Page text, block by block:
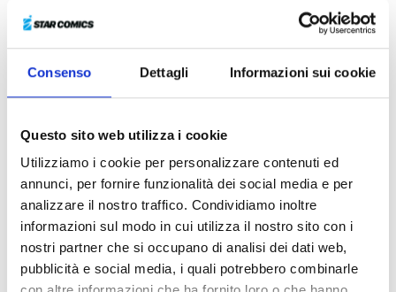
Consenso Dettagli Informazioni sui cookie
Questo sito web utilizza i cookie
Utilizziamo i cookie per personalizzare contenuti ed
annunci, per fornire funzionalità dei social media e per
analizzare il nostro traffico. Condividiamo inoltre
informazioni sul modo in cui utilizza il nostro sito con i
nostri partner che si occupano di analisi dei dati web,
pubblicità e social media, i quali potrebbero combinarle
LA COMMEDIA ROMANTICO-
SPORTIVA CHE HA RICONQUISTATO
I LETTORI GIAPPONESI!
Per celebrare il lancio della serie, i primi due volumi
con dei gadget esclusivi!
Lo studente delle medie Taiki Inomata si allena nel club
di badminton della Eimei, una scuola con un
importante programma sportivo. È innamorato della
senpai Chinatsu Kano, una ragazza che si allena ogni
mattina presto in palestra e fa parte del club di basket
femminile dello stesso istituto. Chinatsu è l’astro